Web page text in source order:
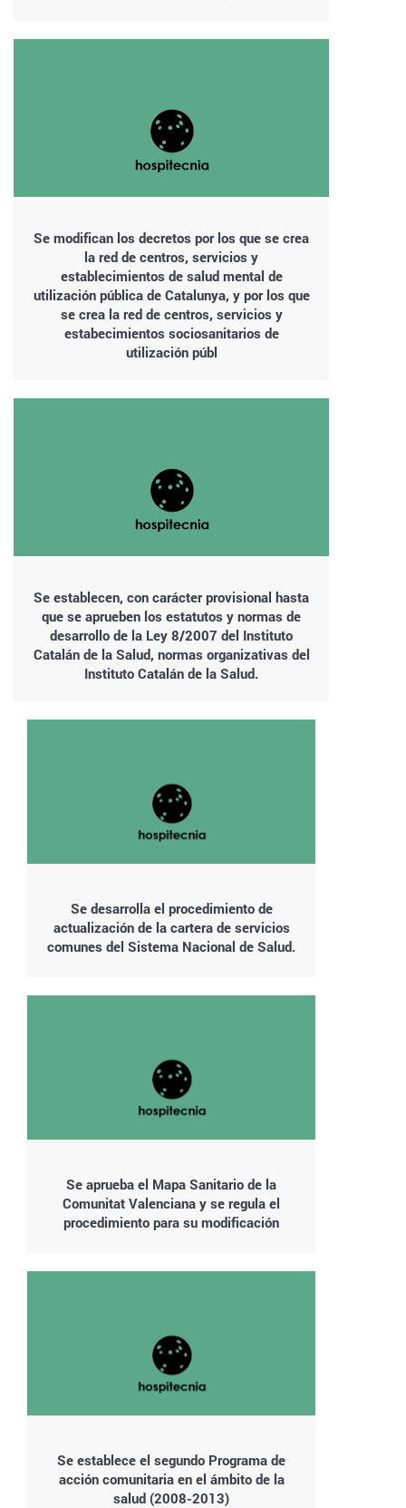
Se modifican los decretos por los que se crea
la red de centros, servicios y
establecimientos de salud mental de
utilización pública de Catalunya, y por los que
se crea la red de centros, servicios y
estabecimientos sociosanitarios de
utilización públ
Se establecen, con carácter provisional hasta
que se aprueben los estatutos y normas de
desarrollo de la Ley 8/2007 del Instituto
Catalán de la Salud, normas organizativas del
Instituto Catalán de la Salud.
Se desarrolla el procedimiento de
actualización de la cartera de servicios
comunes del Sistema Nacional de Salud.
Se aprueba el Mapa Sanitario de la
Comunitat Valenciana y se regula el
procedimiento para su modificación
Se establece el segundo Programa de
acción comunitaria en el ámbito de la
salud (2008-2013)